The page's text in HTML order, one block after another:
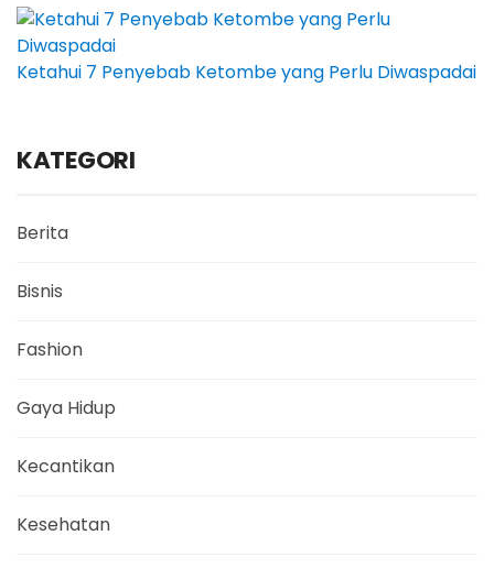
Ketahui 7 Penyebab Ketombe yang Perlu Diwaspadai
KATEGORI
Berita
Bisnis
Fashion
Gaya Hidup
Kecantikan
Kesehatan